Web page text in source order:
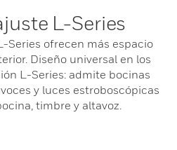
L-Series
Series ofrecen más espacio
Diseño universal en los
L-Series: admite bocinas
y luces estroboscópicas
timbre y altavoz.